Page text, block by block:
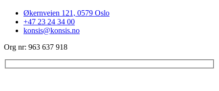
Økernveien 121, 0579 Oslo
+47 23 24 34 00
konsis@konsis.no
Org nr: 963 637 918